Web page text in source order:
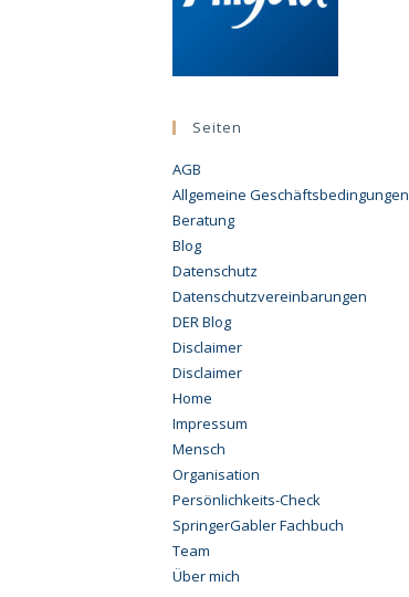
Seiten
AGB
Allgemeine Geschäftsbedingungen
Beratung
Blog
Datenschutz
Datenschutzvereinbarungen
DER Blog
Disclaimer
Disclaimer
Home
Impressum
Mensch
Organisation
Persönlichkeits-Check
SpringerGabler Fachbuch
Team
Über mich